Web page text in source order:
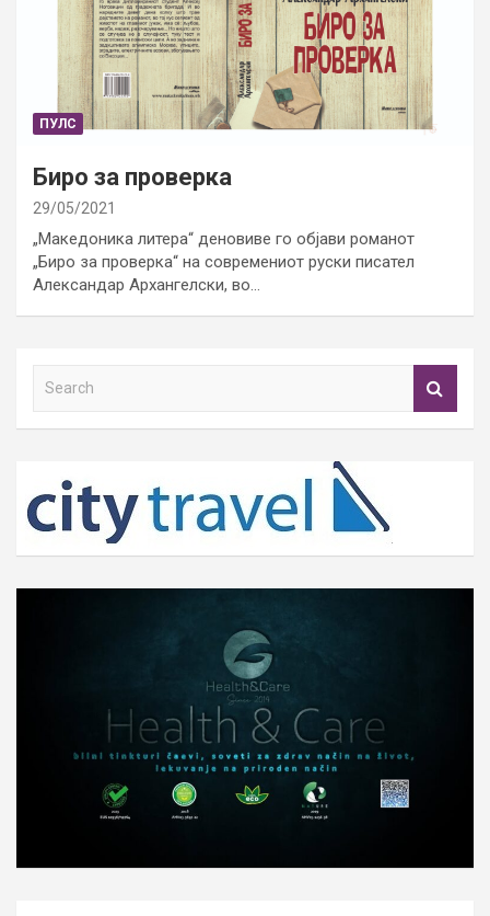
ПУЛС
Биро за проверка
29/05/2021
„Македоника литера“ деновиве го објави романот
„Биро за проверка“ на современиот руски писател
Александар Архангелски, во…
h